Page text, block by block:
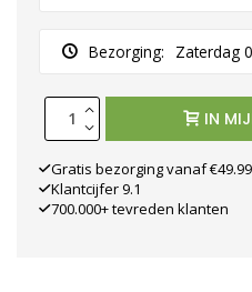
Bezorging: Zaterdag
IN
Gratis bezorging vanaf €49.99
Klantcijfer 9.1
700.000+ tevreden klanten